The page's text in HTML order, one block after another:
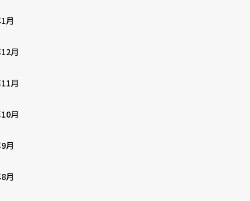
月
月
月
月
月
月